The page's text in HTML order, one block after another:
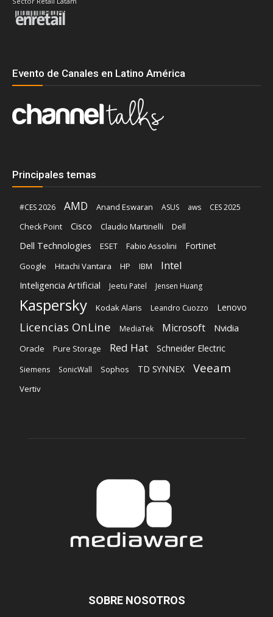
Evento de Canales en Latino América
Principales temas
#CES 2026 AMD Anand Eswaran ASUS aws
CES 2025
Check Point
Cisco Claudio Martinelli Dell
Dell Technologies ESET Fabio Assolini Fortinet
Google Hitachi Vantara HP IBM Intel
Inteligencia Artificial Jeetu Patel Jensen Huang
Kaspersky Kodak Alaris Leandro Cuozzo Lenovo
Licencias OnLine MediaTek Microsoft Nvidia
Oracle Pure Storage Red Hat Schneider Electric
Siemens SonicWall Sophos TD SYNNEX Veeam
Vertiv
SOBRE NOSOTROS